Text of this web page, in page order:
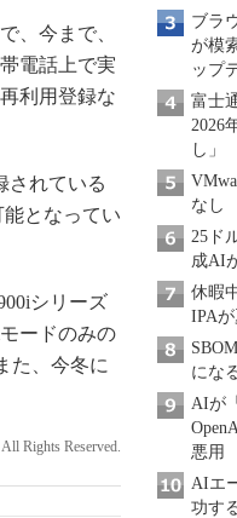
、今まで、
電話上で実
利用登録な
されている
となってい
シリーズ
ードのみの
た、今冬に
Rights Reserved.
ブラ
が模
ップ
富士
2026
し」
なし
25ド
成AI
休暇
IPA
にな
AIが
悪用
AIエ
功す